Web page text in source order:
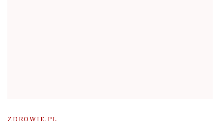
ZDROWIE.PL